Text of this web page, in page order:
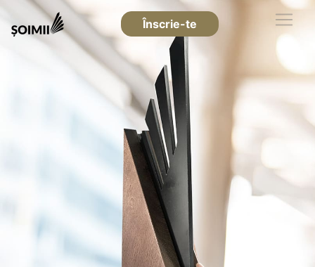
Înscrie-te